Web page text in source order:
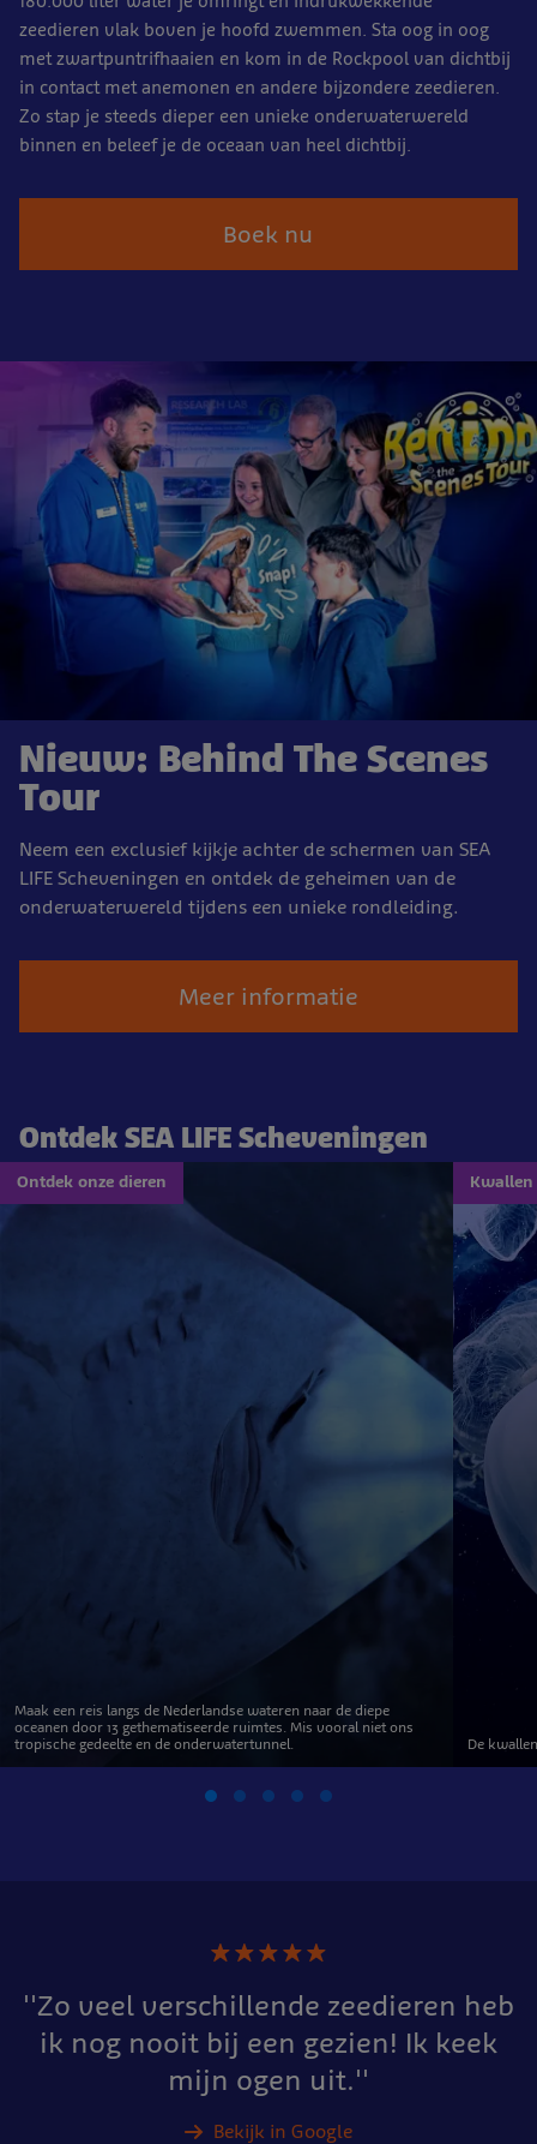
zeedieren vlak boven je hoofd zwemmen. Sta oog in oog
met zwartpuntrifhaaien en kom in de Rockpool van dichtbij
in contact met anemonen en andere bijzondere zeedieren.
Zo stap je steeds dieper een unieke onderwaterwereld
binnen en beleef je de oceaan van heel dichtbij.
Boek nu
Nieuw: Behind The Scenes
Tour
Neem een exclusief kijkje achter de schermen van SEA
LIFE Scheveningen en ontdek de geheimen van de
onderwaterwereld tijdens een unieke rondleiding.
Meer informatie
Ontdek SEA LIFE Scheveningen
Ontdek onze dieren
Maak een reis langs de Nederlandse wateren naar de diepe
oceanen door 13 gethematiseerde ruimtes. Mis vooral niet ons
tropische gedeelte en de onderwatertunnel.
Kwallen
De
★★★★★
''Zo veel verschillende zeedieren heb
ik nog nooit bij een gezien! Ik keek
mijn ogen uit.''
Bekijk in Google